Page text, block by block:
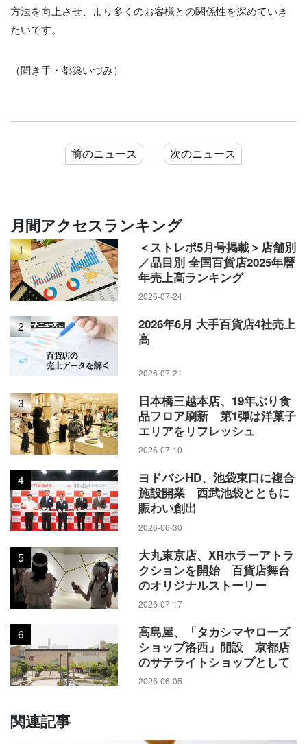
方法を向上させ、より多くのお客様との関係性を深めていき
たいです。
（聞き手・都築いづみ）
前のニュース 次のニュース
月間アクセスランキング
1
＜ストレポ5月号掲載＞店舗別
／品目別 全国百貨店2025年暦
年売上高ランキング
2026-07-24
2
2026年6月 大手百貨店4社売上
高
2026-07-21
3
日本橋三越本店、19年ぶり食
品フロア刷新 第1弾は洋菓子
エリアをリフレッシュ
2026-07-10
4
ヨドバシHD、池袋東口に複合
施設開業 西武池袋とともに
賑わい創出
2026-06-30
5
大丸東京店、XRホラーアトラ
クションを開始 百貨店舞台
のオリジナルストーリー
2026-07-17
6
高島屋、「タカシマヤローズ
ショップ洛西」開設 京都店
のサテライトショップとして
2026-06-05
関連記事